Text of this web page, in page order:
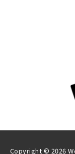
Copyright © 2026